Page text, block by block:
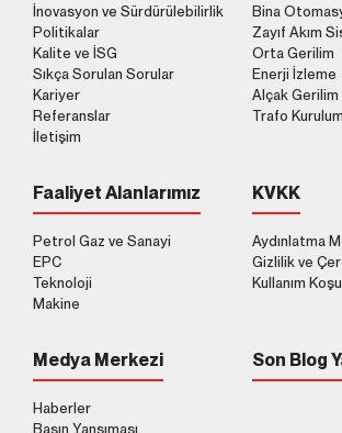
İnovasyon ve Sürdürülebilirlik
Politikalar
Kalite ve İSG
Sıkça Sorulan Sorular
Kariyer
Referanslar
İletişim
Bina
Zayıf Akım
Orta Gerilim
Enerji İzleme
Alçak Gerilim
Trafo
Faaliyet Alanlarımız
Petrol Gaz ve Sanayi
EPC
Teknoloji
Makine
KVKK
Aydınlatma
Gizlilik ve
Kullanım
Medya Merkezi
Haberler
Basın Yansıması
Son Blog